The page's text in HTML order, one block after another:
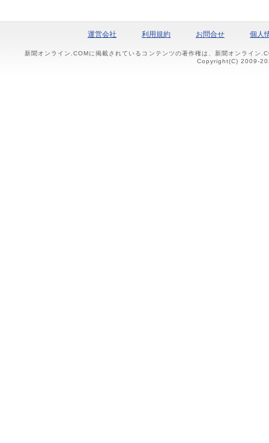
運営会社 利用規約 お問合せ 個人
新聞オンライン.COMに掲載されているコンテンツの著作権は、新聞オンライン
Copyright(C) 2009-